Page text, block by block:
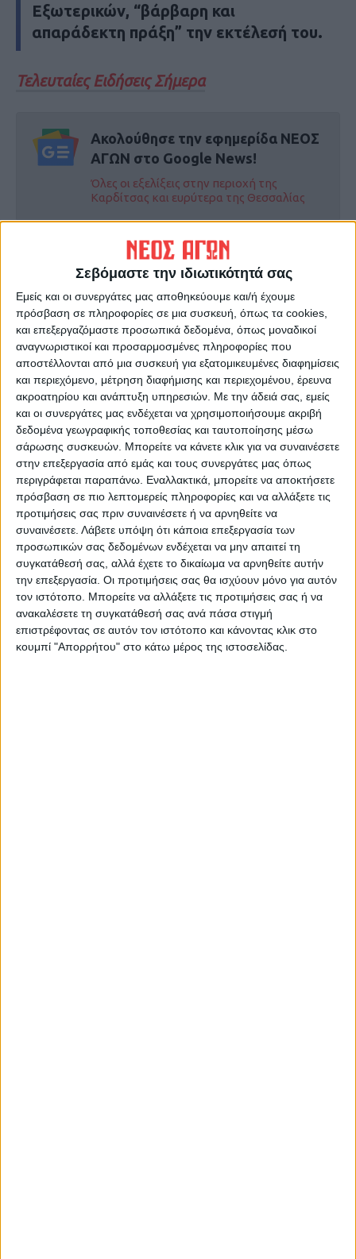
Σεβόμαστε την ιδιωτικότητά σας
Εμείς και οι συνεργάτες μας αποθηκεύουμε και/ή έχουμε
πρόσβαση σε πληροφορίες σε μια συσκευή, όπως τα cookies,
και επεξεργαζόμαστε προσωπικά δεδομένα, όπως μοναδικοί
αναγνωριστικοί και προσαρμοσμένες πληροφορίες που
αποστέλλονται από μια συσκευή για εξατομικευμένες διαφημίσεις
και περιεχόμενο, μέτρηση διαφήμισης και περιεχομένου, έρευνα
ακροατηρίου και ανάπτυξη υπηρεσιών. Με την άδειά σας, εμείς
και οι συνεργάτες μας ενδέχεται να χρησιμοποιήσουμε ακριβή
δεδομένα γεωγραφικής τοποθεσίας και ταυτοποίησης μέσω
σάρωσης συσκευών. Μπορείτε να κάνετε κλικ για να συναινέσετε
στην επεξεργασία από εμάς και τους συνεργάτες μας όπως
περιγράφεται παραπάνω. Εναλλακτικά, μπορείτε να αποκτήσετε
πρόσβαση σε πιο λεπτομερείς πληροφορίες και να αλλάξετε τις
προτιμήσεις σας πριν συναινέσετε ή να αρνηθείτε να
συναινέσετε. Λάβετε υπόψη ότι κάποια επεξεργασία των
προσωπικών σας δεδομένων ενδέχεται να μην απαιτεί τη
συγκατάθεσή σας, αλλά έχετε το δικαίωμα να αρνηθείτε αυτήν
την επεξεργασία. Οι προτιμήσεις σας θα ισχύουν μόνο για αυτόν
τον ιστότοπο. Μπορείτε να αλλάξετε τις προτιμήσεις σας ή να
ανακαλέσετε τη συγκατάθεσή σας ανά πάσα στιγμή
επιστρέφοντας σε αυτόν τον ιστότοπο και κάνοντας κλικ στο
κουμπί "Απορρήτου" στο κάτω μέρος της ιστοσελίδας.
Εξωτερικών, “βάρβαρη και
απαράδεκτη πράξη” την εκτέλεσή του.
Τελευταίες Ειδήσεις Σήμερα
Ακολούθησε την εφημερίδα ΝΕΟΣ
ΑΓΩΝ στο Google News!
Όλες οι εξελίξεις στην περιοχή της
Καρδίτσας και ευρύτερα της Θεσσαλίας
ΠΡΟΗΓΟΥΜΕΝΟ ΑΡΘΡΟ
Αμφιβολίες για τα εμβόλια
Βρετανίας
ΗΠΑ: Επέβαλαν κυρώσεις
ΝΕΟΣ ΑΓΩΝ
https://neosagon.gr
Η Αρχαιότερη Καθημερινή Πρωινή Εφημερίδα της Καρδίτσας
ΠΑΡΟΜΟΙΑ ΑΡΘΡΑ